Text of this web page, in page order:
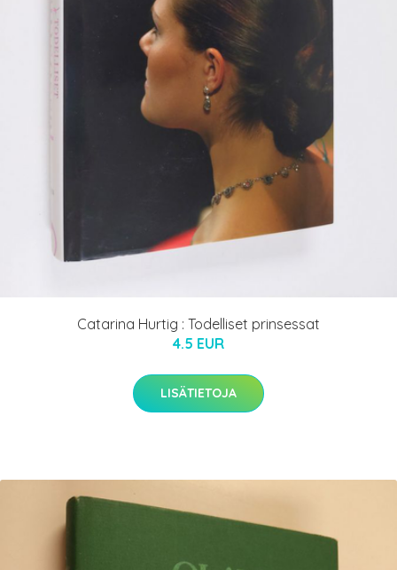
Catarina Hurtig : Todelliset prinsessat
4.5 EUR
LISÄTIETOJA